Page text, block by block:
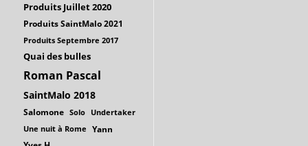
Produits Juillet 2020
Produits SaintMalo 2021
Produits Septembre 2017
Quai des bulles
Roman Pascal
SaintMalo 2018
Salomone Solo Undertaker
Une nuit à Rome Yann